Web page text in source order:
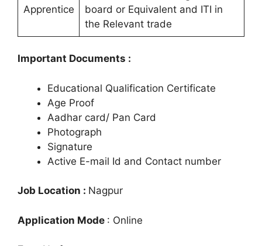
Apprentice
board or Equivalent and ITI in
the Relevant trade
Important Documents :
Educational Qualification Certificate
Age Proof
Aadhar card/ Pan Card
Photograph
Signature
Active E-mail Id and Contact number
Job Location : Nagpur
Application Mode : Online